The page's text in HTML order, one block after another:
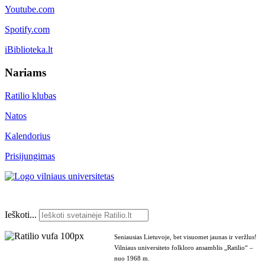
Youtube.com
Spotify.com
iBiblioteka.lt
Nariams
Ratilio klubas
Natos
Kalendorius
Prisijungimas
Ieškoti...
Seniausias Lietuvoje, bet visuomet jaunas ir veržlus!
Vilniaus universiteto folkloro ansamblis „Ratilio“ –
nuo 1968 m.